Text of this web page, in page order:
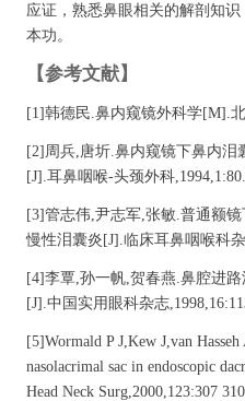
应证，熟悉鼻眼相关的解剖知
本功。
【参考文献】
[1]韩德民.鼻内窥镜外科学[M].
[2]周兵,唐圻.鼻内窥镜下鼻内泪
[J].耳鼻咽喉-头颈外科,1994,1:80.
[3]管志伟,尹志军,张敏.普通额
慢性泪囊炎[J].临床耳鼻咽喉科
[4]李覃,孙一帆,贺春燕.鼻腔进
[J].中国实用眼科杂志
[5]Wormald P J,Kew J,van
nasolacrimal sac in endoscopic
Head Neck Surg,2000,123:307 310.